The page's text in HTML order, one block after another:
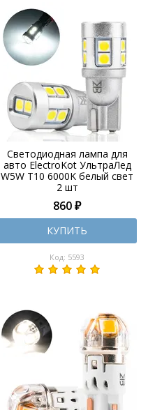
Светодиодная лампа для
авто ElectroKot УльтраЛед
W5W T10 6000K белый свет
2 шт
860 ₽
КУПИТЬ
Код: 5593